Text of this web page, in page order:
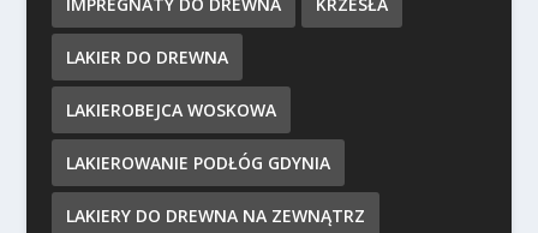
LAKIER DO DREWNA
LAKIEROBEJCA WOSKOWA
LAKIEROWANIE PODŁÓG GDYNIA
LAKIERY DO DREWNA NA ZEWNĄTRZ